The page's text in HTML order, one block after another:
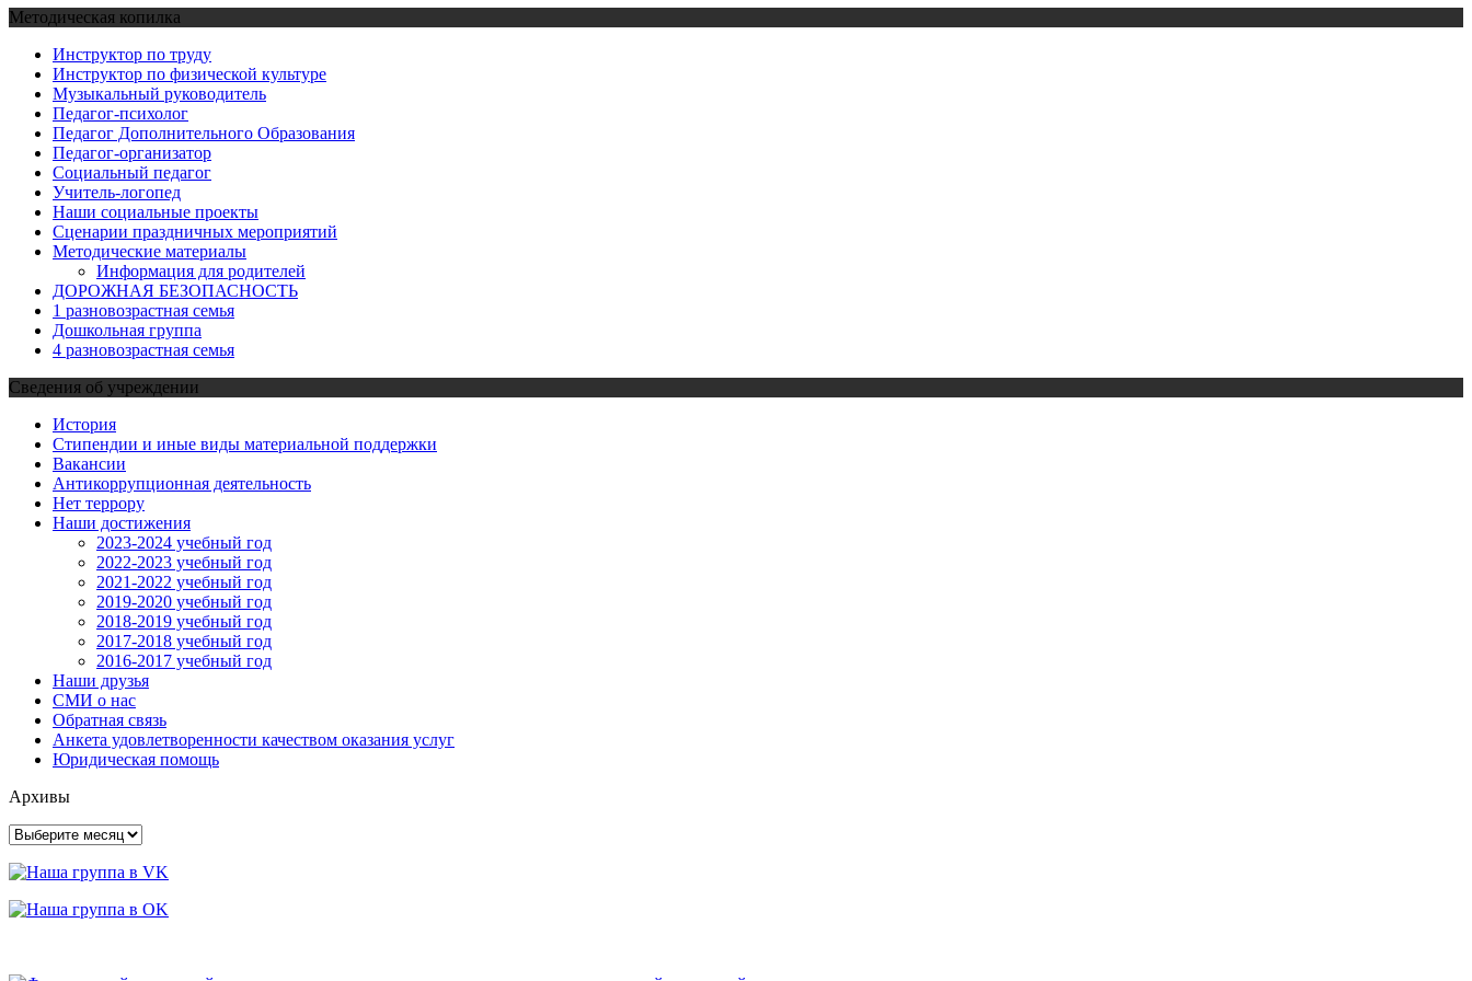
Методическая копилка
Инструктор по труду
Инструктор по физической культуре
Музыкальный руководитель
Педагог-психолог
Педагог Дополнительного Образования
Педагог-организатор
Социальный педагог
Учитель-логопед
Наши социальные проекты
Сценарии праздничных мероприятий
Методические материалы
Информация для родителей
ДОРОЖНАЯ БЕЗОПАСНОСТЬ
1 разновозрастная семья
Дошкольная группа
4 разновозрастная семья
Сведения об учреждении
История
Стипендии и иные виды материальной поддержки
Вакансии
Антикоррупционная деятельность
Нет террору
Наши достижения
2023-2024 учебный год
2022-2023 учебный год
2021-2022 учебный год
2019-2020 учебный год
2018-2019 учебный год
2017-2018 учебный год
2016-2017 учебный год
Наши друзья
СМИ о нас
Обратная связь
Анкета удовлетворенности качеством оказания услуг
Юридическая помощь
Архивы
Архивы